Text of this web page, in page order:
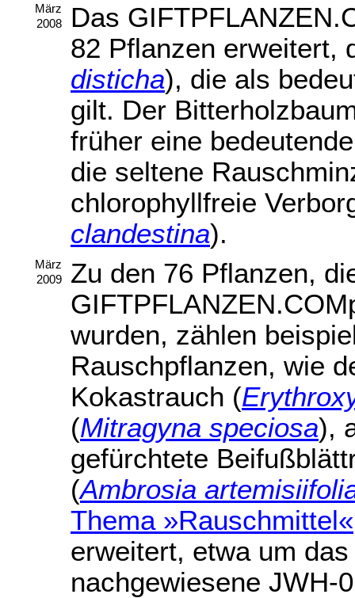
März
2008
Das
82 Pflanzen erweitert,
disticha), die als
gilt. Der
früher eine
die seltene
chlorophyllfreie
clandestina).
März
2009
Zu den 76 Pflanzen,
wurden, zählen
Rauschpflanzen, wie
Kokastrauch (
(Mitragyna speciosa),
gefürchtete
(Ambrosia
Thema »Rauschmittel«
erweitert, etwa um
nachgewiesene JWH-